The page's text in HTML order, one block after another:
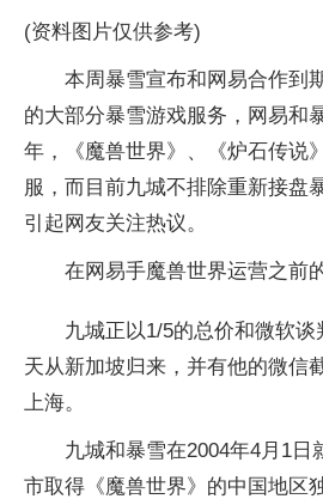
(资料图片仅供参考)
本周暴雪宣布和网易合作到
的大部分暴雪游戏服务，网易和
年，《魔兽世界》、《炉石传说
服，而目前九城不排除重新接盘
引起网友关注热议。
在网易手魔兽世界运营之前
九城正以1/5的总价和微软
天从新加坡归来，并有他的微信
上海。
九城和暴雪在2004年4月1日
市取得《魔兽世界》的中国地区